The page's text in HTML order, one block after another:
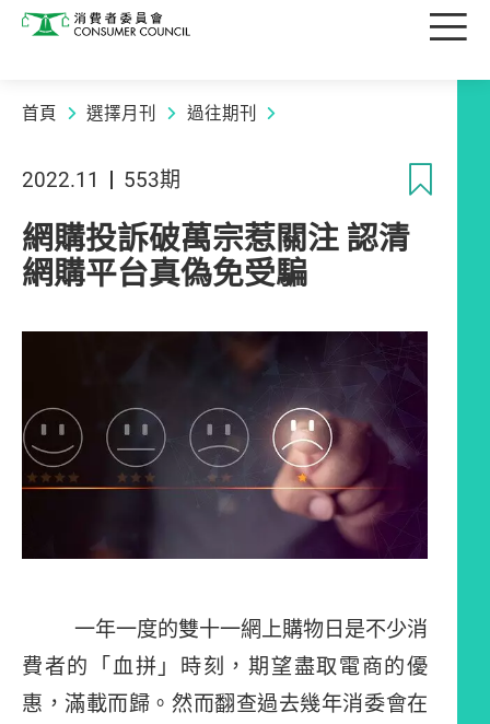
消費者委員會 目
首頁 選擇月刊 過往期刊
2022.11 553期
網購投訴破萬宗惹關注 認清
網購平台真偽免受騙
一年一度的雙十一網上購物日是不少消
費者的「血拼」時刻，期望盡取電商的優
惠，滿載而歸。然而翻查過去幾年消委會在